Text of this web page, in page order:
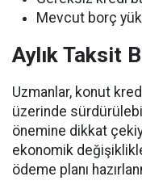
Mevcut borç
Aylık Taksit
Uzmanlar, konut
üzerinde
önemine dikkat
ekonomik
ödeme planı